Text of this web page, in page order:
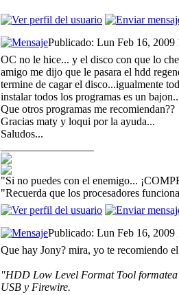
Publicado: Lun Feb 16, 2009
OC no le hice... y el disco con que lo
amigo me dijo que le pasara el hdd
termine de cagar el disco...igualmente
instalar todos los programas es un
Que otros programas me recomiendan??
Gracias maty y loqui por la ayuda...
Saludos...
"Si no puedes con el enemigo...
"Recuerda que los procesadores
Publicado: Lun Feb 16, 2009
Que hay Jony? mira, yo te recomiendo
"HDD Low Level Format Tool formatea
USB y Firewire.